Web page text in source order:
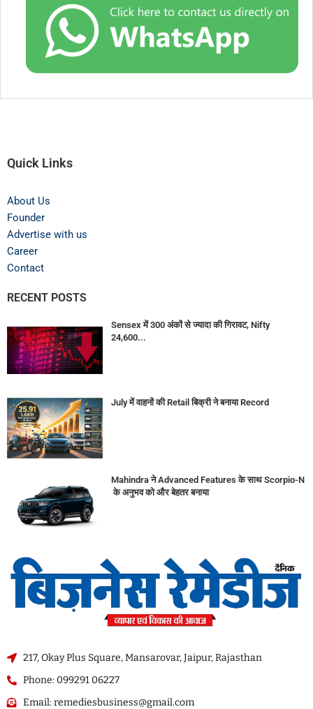
Quick Links
About Us
Founder
Advertise with us
Career
Contact
RECENT POSTS
Sensex में 300 अंकों से ज्यादा की गिरावट, Nifty
24,600...
July में वाहनों की Retail बिक्री ने बनाया Record
Mahindra ने Advanced Features के साथ Scorpio-N
के अनुभव को और बेहतर बनाया
217, Okay Plus Square, Mansarovar, Jaipur, Rajasthan
Phone: 099291 06227
Email: remediesbusiness@gmail.com